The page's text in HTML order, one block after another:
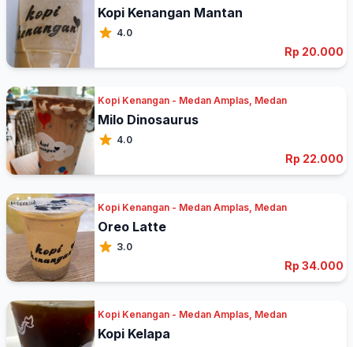
Kopi Kenangan Mantan
4.0
Rp 20.000
Kopi Kenangan - Medan Amplas, Medan
Milo Dinosaurus
4.0
Rp 22.000
Kopi Kenangan - Medan Amplas, Medan
Oreo Latte
3.0
Rp 34.000
Kopi Kenangan - Medan Amplas, Medan
Kopi Kelapa